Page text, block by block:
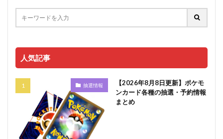
人気記事
抽選情報
【2026年8月8日更新】ポケモ
ンカード各種の抽選・予約情報
まとめ